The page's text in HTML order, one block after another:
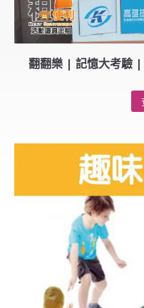
翻翻樂 | 記憶大考驗